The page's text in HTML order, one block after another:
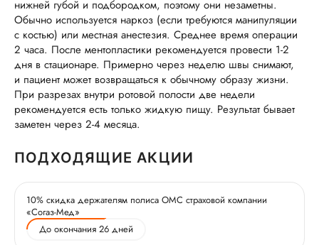
нижней губой и подбородком, поэтому они незаметны.
Обычно используется наркоз (если требуются манипуляции
с костью) или местная анестезия. Среднее время операции
2 часа. После ментопластики рекомендуется провести 1-2
дня в стационаре. Примерно через неделю швы снимают,
и пациент может возвращаться к обычному образу жизни.
При разрезах внутри ротовой полости две недели
рекомендуется есть только жидкую пищу. Результат бывает
заметен через 2-4 месяца.
ПОДХОДЯЩИЕ АКЦИИ
10% скидка держателям полиса ОМС страховой компании
«Согаз-Мед»
До окончания 26 дней